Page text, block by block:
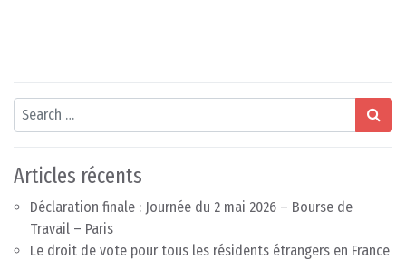
Search
Articles récents
Déclaration finale : Journée du 2 mai 2026 – Bourse de
Travail – Paris
Le droit de vote pour tous les résidents étrangers en France